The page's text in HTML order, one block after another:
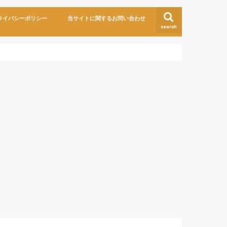
search
イバシーポリシー 当サイトに関するお問い合わせ